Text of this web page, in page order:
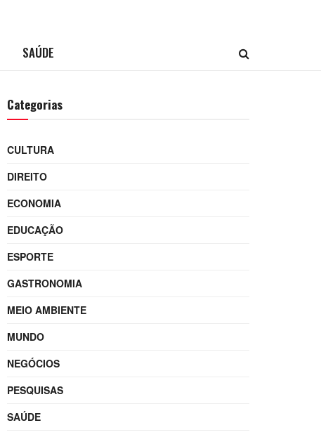
SAÚDE
Categorias
CULTURA
DIREITO
ECONOMIA
EDUCAÇÃO
ESPORTE
GASTRONOMIA
MEIO AMBIENTE
MUNDO
NEGÓCIOS
PESQUISAS
SAÚDE